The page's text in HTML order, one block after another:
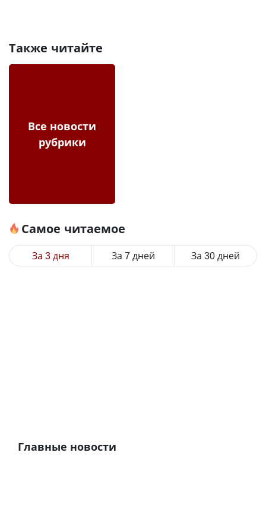
Также читайте
Все новости
рубрики
Самое читаемое
За 3 дня За 7 дней За 30 дней
Главные новости